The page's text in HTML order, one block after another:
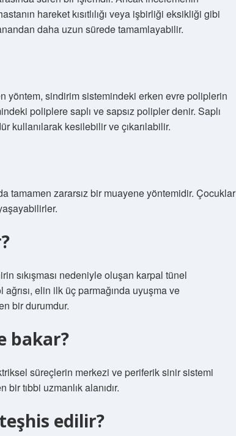
hareket kısıtlılığı veya işbirliği eksikliği gibi
daha uzun sürede tamamlayabilir.
yöntem, sindirim sistemindeki erken evre poliplerin
poliplere saplı ve sapsız polipler denir. Saplı
kullanılarak kesilebilir ve çıkarılabilir.
tamamen zararsız bir muayene yöntemidir. Çocuklar
sıkışması nedeniyle oluşan karpal tünel
elin ilk üç parmağında uyuşma ve
bir durumdur.
bakar?
süreçlerin merkezi ve periferik sinir sistemi
tıbbi uzmanlık alanıdır.
edilir?